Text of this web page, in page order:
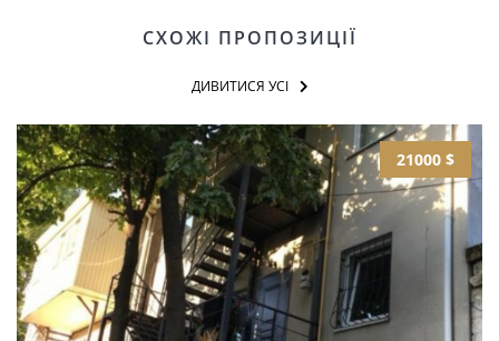
СХОЖІ ПРОПОЗИЦІЇ
ДИВИТИСЯ УСІ
21000 $